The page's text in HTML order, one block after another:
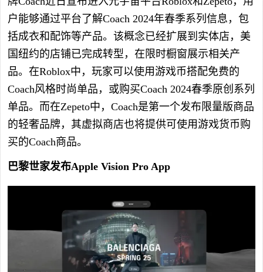
户能够通过平台了解Coach 2024年春季系列信息，包
括成衣和配饰等产品。该概念已经扩展到实体店，美
国纽约的店铺已完成转型，在限时橱窗展示相关产
品。在Roblox中，玩家可以使用游戏币搭配免费的
Coach风格时尚单品，或购买Coach 2024春季原创系列
单品。而在Zepeto中，Coach是第一个发布限量版商品
的轻奢品牌，其虚拟商店也将提供可使用游戏货币购
买的Coach商品。
巴黎世家发布Apple Vision Pro App